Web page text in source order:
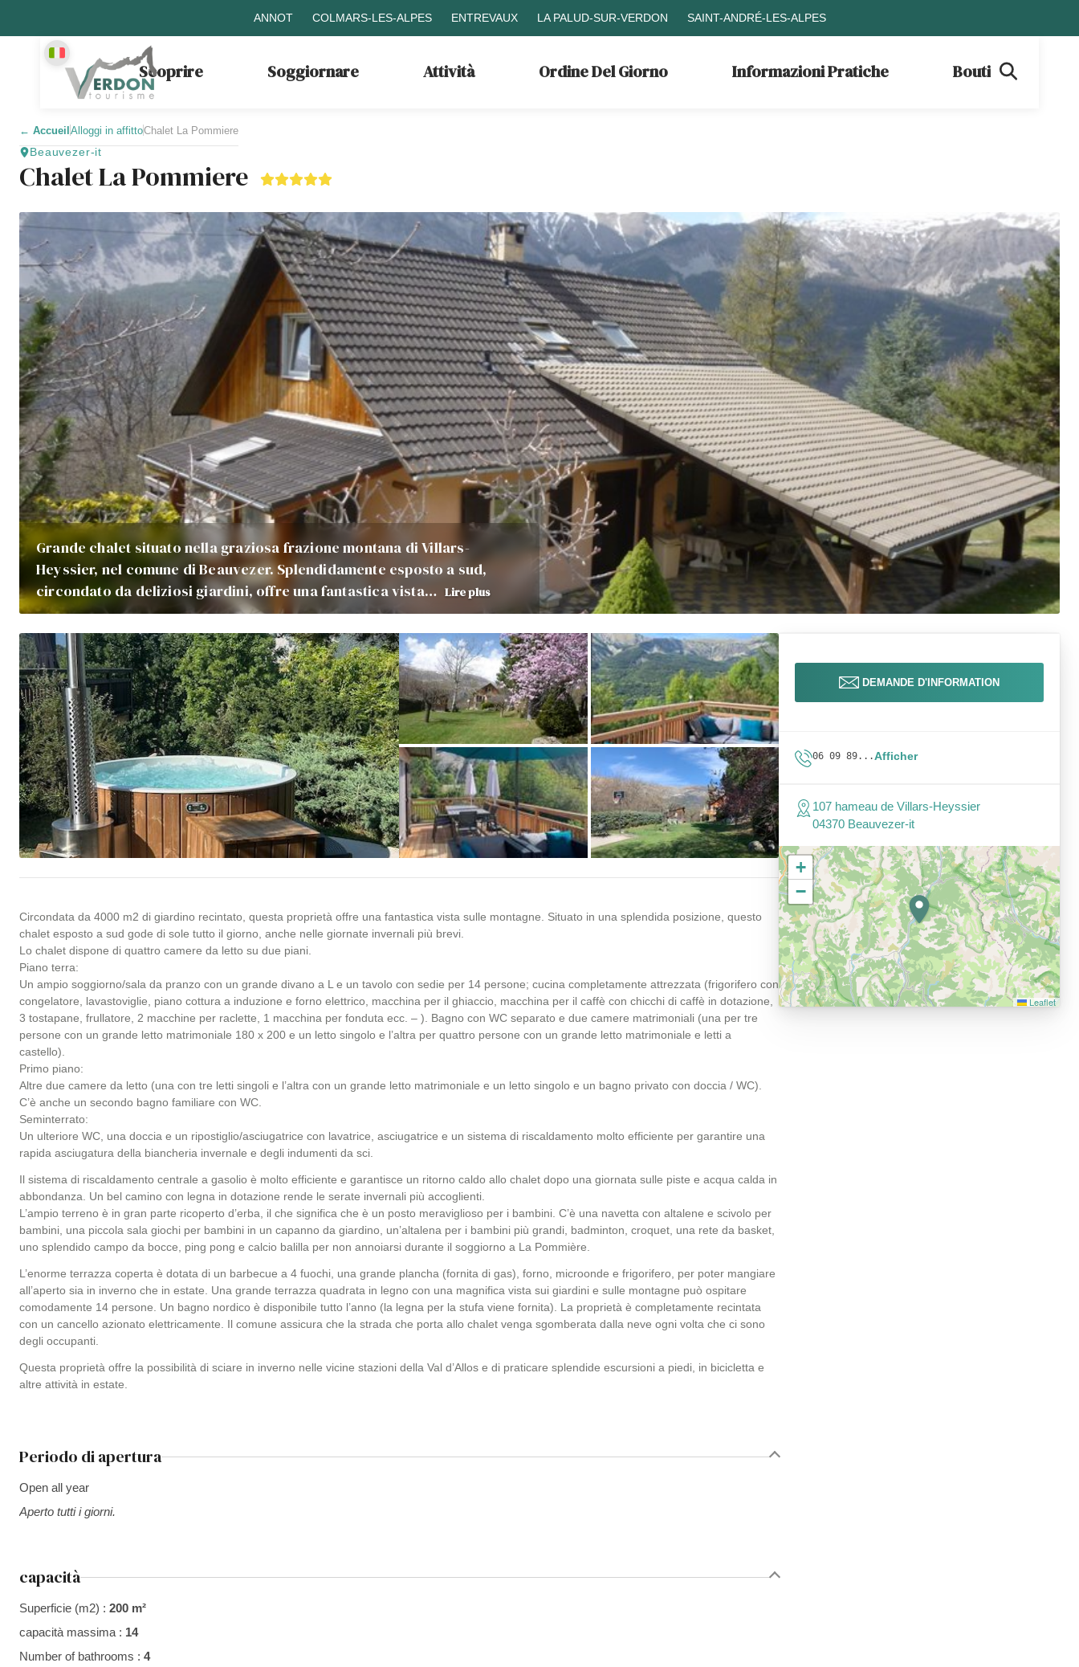
ANNOT COLMARS-LES-ALPES ENTREVAUX LA PALUD-SUR-VERDON SAINT-ANDRÉ-LES-ALPES
Scoprire Soggiornare Attività Ordine Del Giorno Informazioni Pratiche Boutique
← AccueilAlloggi in affittoChalet La Pommiere
Beauvezer-it
Chalet La Pommiere
Grande chalet situato nella graziosa frazione montana di Villars-
Heyssier, nel comune di Beauvezer. Splendidamente esposto a sud,
circondato da deliziosi giardini, offre una fantastica vista… Lire plus
Circondata da 4000 m2 di giardino recintato, questa proprietà offre una fantastica vista sulle montagne. Situato in una splendida posizione, questo
chalet esposto a sud gode di sole tutto il giorno, anche nelle giornate invernali più brevi.
Lo chalet dispone di quattro camere da letto su due piani.
Piano terra:
Un ampio soggiorno/sala da pranzo con un grande divano a L e un tavolo con sedie per 14 persone; cucina completamente attrezzata (frigorifero con
congelatore, lavastoviglie, piano cottura a induzione e forno elettrico, macchina per il ghiaccio, macchina per il caffè con chicchi di caffè in dotazione,
3 tostapane, frullatore, 2 macchine per raclette, 1 macchina per fonduta ecc. – ). Bagno con WC separato e due camere matrimoniali (una per tre
persone con un grande letto matrimoniale 180 x 200 e un letto singolo e l’altra per quattro persone con un grande letto matrimoniale e letti a
castello).
Primo piano:
Altre due camere da letto (una con tre letti singoli e l’altra con un grande letto matrimoniale e un letto singolo e un bagno privato con doccia / WC).
C’è anche un secondo bagno familiare con WC.
Seminterrato:
Un ulteriore WC, una doccia e un ripostiglio/asciugatrice con lavatrice, asciugatrice e un sistema di riscaldamento molto efficiente per garantire una
rapida asciugatura della biancheria invernale e degli indumenti da sci.
Il sistema di riscaldamento centrale a gasolio è molto efficiente e garantisce un ritorno caldo allo chalet dopo una giornata sulle piste e acqua calda in
abbondanza. Un bel camino con legna in dotazione rende le serate invernali più accoglienti.
L’ampio terreno è in gran parte ricoperto d’erba, il che significa che è un posto meraviglioso per i bambini. C’è una navetta con altalene e scivolo per
bambini, una piccola sala giochi per bambini in un capanno da giardino, un’altalena per i bambini più grandi, badminton, croquet, una rete da basket,
uno splendido campo da bocce, ping pong e calcio balilla per non annoiarsi durante il soggiorno a La Pommière.
L’enorme terrazza coperta è dotata di un barbecue a 4 fuochi, una grande plancha (fornita di gas), forno, microonde e frigorifero, per poter mangiare
all’aperto sia in inverno che in estate. Una grande terrazza quadrata in legno con una magnifica vista sui giardini e sulle montagne può ospitare
comodamente 14 persone. Un bagno nordico è disponibile tutto l’anno (la legna per la stufa viene fornita). La proprietà è completamente recintata
con un cancello azionato elettricamente. Il comune assicura che la strada che porta allo chalet venga sgomberata dalla neve ogni volta che ci sono
degli occupanti.
Questa proprietà offre la possibilità di sciare in inverno nelle vicine stazioni della Val d’Allos e di praticare splendide escursioni a piedi, in bicicletta e
altre attività in estate.
Periodo di apertura
Open all year
Aperto tutti i giorni.
capacità
Superficie (m2) : 200 m²
capacità massima : 14
Number of bathrooms : 4
DEMANDE D'INFORMATION
06 09 89...Afficher
107 hameau de Villars-Heyssier
04370 Beauvezer-it
+
−
Leaflet